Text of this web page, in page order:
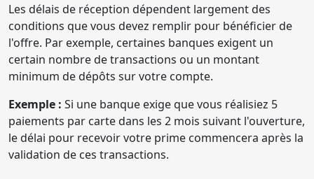
Les délais de réception dépendent largement des
conditions que vous devez remplir pour bénéficier de
l'offre. Par exemple, certaines banques exigent un
certain nombre de transactions ou un montant
minimum de dépôts sur votre compte.
Exemple : Si une banque exige que vous réalisiez 5
paiements par carte dans les 2 mois suivant l'ouverture,
le délai pour recevoir votre prime commencera après la
validation de ces transactions.